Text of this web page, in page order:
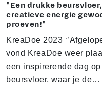
"Een drukke
creatieve energie
proeven!"
KreaDoe 2023
vond KreaDoe weer
een inspirerende dag
beursvloer, waar je de…